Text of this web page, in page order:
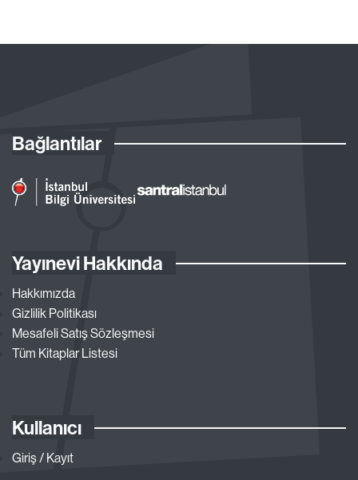
Bağlantılar
Yayınevi Hakkında
Hakkımızda
Gizlilik Politikası
Mesafeli Satış Sözleşmesi
Tüm Kitaplar Listesi
Kullanıcı
Giriş / Kayıt